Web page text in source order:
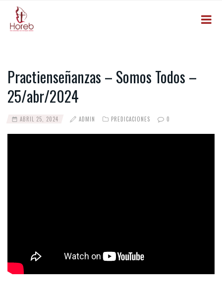
Practienseñanzas – Somos Todos –
25/abr/2024
ABRIL 25, 2024 ADMIN PREDICACIONES 0